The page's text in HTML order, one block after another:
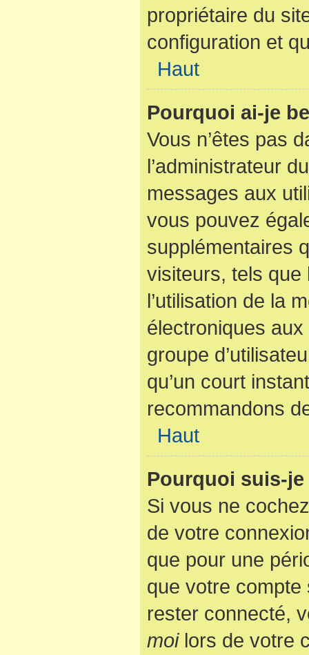
propriétaire du
configuration et
Haut
Pourquoi ai-je
Vous n’êtes pas
l’administrateur
messages aux
vous pouvez
supplémentaires
visiteurs, tels que
l’utilisation de la
électroniques aux
groupe
qu’un court
recommandons
Haut
Pourquoi suis-
Si vous ne
de votre
que pour une
que votre compte
rester connecté,
moilors de votre